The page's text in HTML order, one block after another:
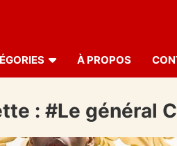
À PROPOS
: #Le général